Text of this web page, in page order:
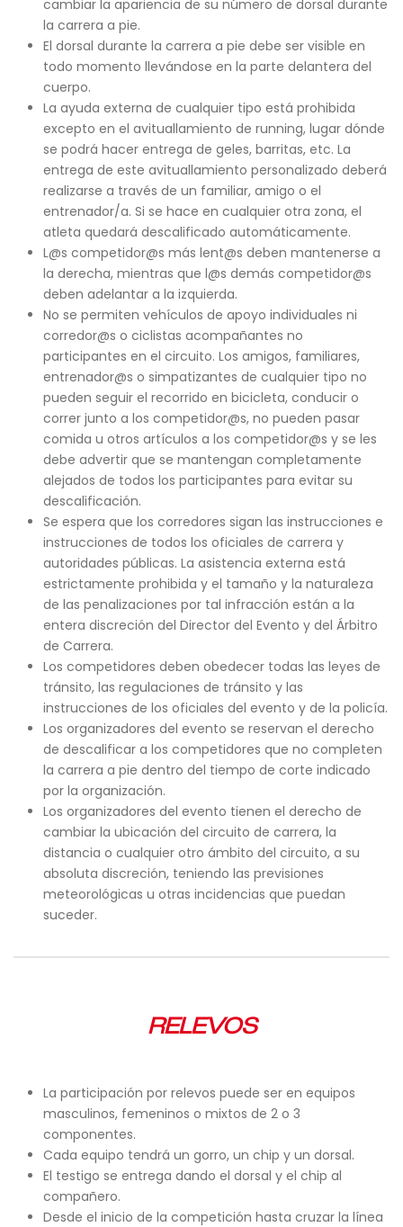
cambiar la apariencia de su número de dorsal durante
la carrera a pie.
El dorsal durante la carrera a pie debe ser visible en
todo momento llevándose en la parte delantera del
cuerpo.
La ayuda externa de cualquier tipo está prohibida
excepto en el avituallamiento de running, lugar dónde
se podrá hacer entrega de geles, barritas, etc. La
entrega de este avituallamiento personalizado deberá
realizarse a través de un familiar, amigo o el
entrenador/a. Si se hace en cualquier otra zona, el
atleta quedará descalificado automáticamente.
L@s competidor@s más lent@s deben mantenerse a
la derecha, mientras que l@s demás competidor@s
deben adelantar a la izquierda.
No se permiten vehículos de apoyo individuales ni
corredor@s o ciclistas acompañantes no
participantes en el circuito. Los amigos, familiares,
entrenador@s o simpatizantes de cualquier tipo no
pueden seguir el recorrido en bicicleta, conducir o
correr junto a los competidor@s, no pueden pasar
comida u otros artículos a los competidor@s y se les
debe advertir que se mantengan completamente
alejados de todos los participantes para evitar su
descalificación.
Se espera que los corredores sigan las instrucciones e
instrucciones de todos los oficiales de carrera y
autoridades públicas. La asistencia externa está
estrictamente prohibida y el tamaño y la naturaleza
de las penalizaciones por tal infracción están a la
entera discreción del Director del Evento y del Árbitro
de Carrera.
Los competidores deben obedecer todas las leyes de
tránsito, las regulaciones de tránsito y las
instrucciones de los oficiales del evento y de la policía.
Los organizadores del evento se reservan el derecho
de descalificar a los competidores que no completen
la carrera a pie dentro del tiempo de corte indicado
por la organización.
Los organizadores del evento tienen el derecho de
cambiar la ubicación del circuito de carrera, la
distancia o cualquier otro ámbito del circuito, a su
absoluta discreción, teniendo las previsiones
meteorológicas u otras incidencias que puedan
suceder.
RELEVOS
La participación por relevos puede ser en equipos
masculinos, femeninos o mixtos de 2 o 3
componentes.
Cada equipo tendrá un gorro, un chip y un dorsal.
El testigo se entrega dando el dorsal y el chip al
compañero.
Desde el inicio de la competición hasta cruzar la línea